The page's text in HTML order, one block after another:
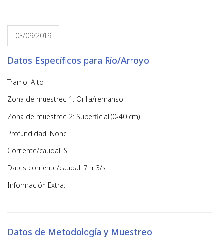
03/09/2019
Datos Específicos para Río/Arroyo
Tramo: Alto
Zona de muestreo 1: Orilla/remanso
Zona de muestreo 2: Superficial (0-40 cm)
Profundidad: None
Corriente/caudal: S
Datos corriente/caudal: 7 m3/s
Información Extra:
Datos de Metodología y Muestreo